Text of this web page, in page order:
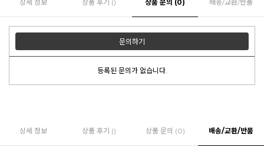
상세 정보 상품 후기 () 상품 문의 (0) 배송/교환/반품
문의하기
등록된 문의가 없습니다.
상세 정보 상품 후기 () 상품 문의 (0) 배송/교환/반품